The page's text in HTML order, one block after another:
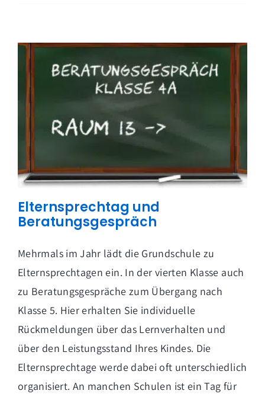
Elternsprechtag und
Beratungsgespräch
Mehrmals im Jahr lädt die Grundschule zu
Elternsprechtagen ein. In der vierten Klasse auch
zu Beratungsgespräche zum Übergang nach
Klasse 5. Hier erhalten Sie individuelle
Rückmeldungen über das Lernverhalten und
über den Leistungsstand Ihres Kindes. Die
Elternsprechtage werde dabei oft unterschiedlich
organisiert. An manchen Schulen ist ein Tag für